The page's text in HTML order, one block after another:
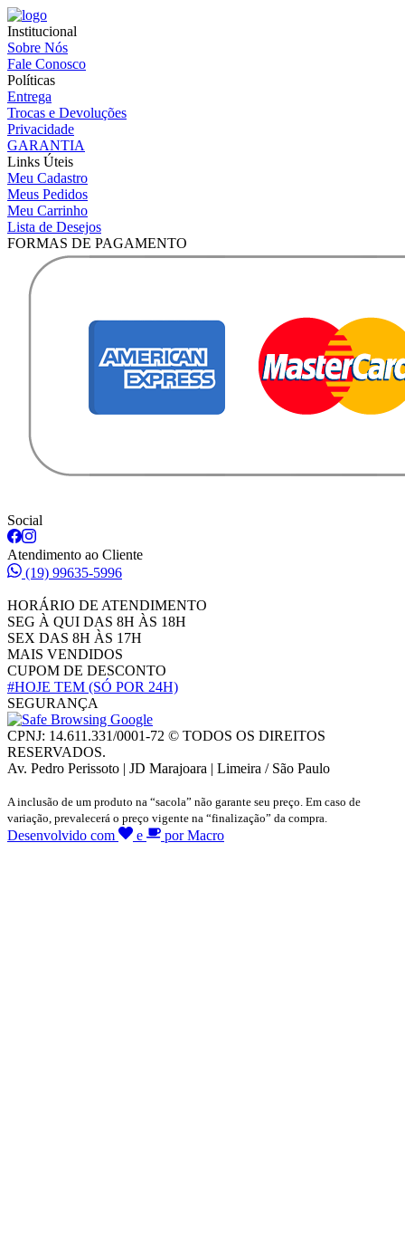
Institucional
Sobre Nós
Fale Conosco
Políticas
Entrega
Trocas e Devoluções
Privacidade
GARANTIA
Links Úteis
Meu Cadastro
Meus Pedidos
Meu Carrinho
Lista de Desejos
FORMAS DE PAGAMENTO
Social
Atendimento ao Cliente
(19) 99635-5996
HORÁRIO DE ATENDIMENTO
SEG À QUI DAS 8H ÀS 18H
SEX DAS 8H ÀS 17H
MAIS VENDIDOS
CUPOM DE DESCONTO
#HOJE TEM (SÓ POR 24H)
SEGURANÇA
CPNJ: 14.611.331/0001-72 © TODOS OS DIREITOS
RESERVADOS.
Av. Pedro Perissoto | JD Marajoara | Limeira / São Paulo
A inclusão de um produto na “sacola” não garante seu preço. Em caso de
variação, prevalecerá o preço vigente na “finalização” da compra.
Desenvolvido com e por Macro